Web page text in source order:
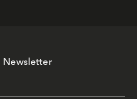
Newsletter